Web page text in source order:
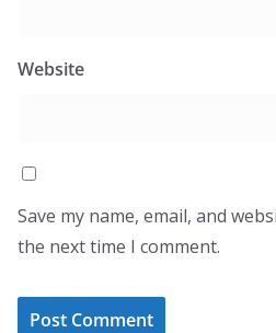
Website
Save my name, email, and
the next time I comment.